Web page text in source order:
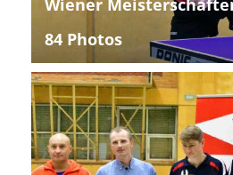
84 Photos